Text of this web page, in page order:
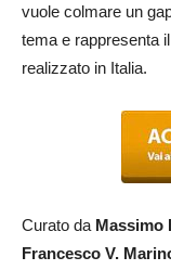
vuole colmare un
tema e rappresenta
realizzato in Italia.
Curato da Massimo
Francesco V.